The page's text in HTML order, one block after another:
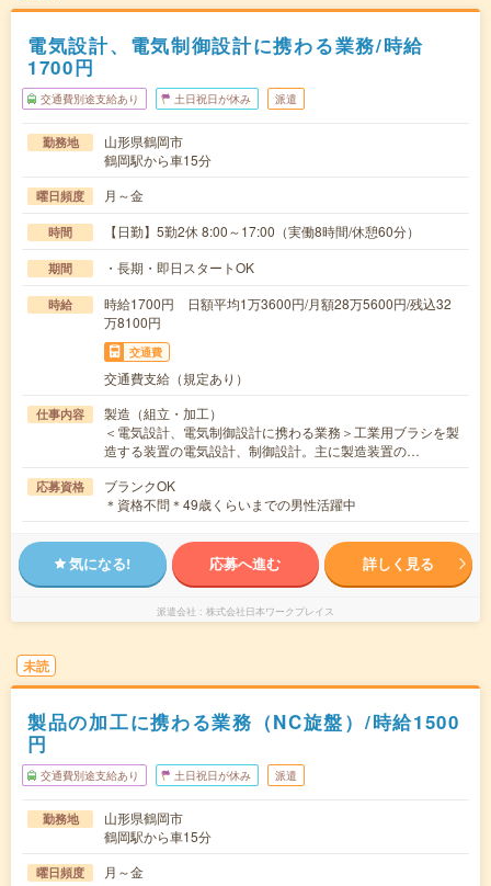
電気設計、電気制御設計に携わる業務/時給
1700円
交通費別途支給あり 土日祝日が休み 派遣
勤務地
山形県鶴岡市
鶴岡駅から車15分
曜日頻度 月～金
時間 【日勤】5勤2休 8:00～17:00（実働8時間/休憩60分）
期間 ・長期・即日スタートOK
時給
時給1700円 日額平均1万3600円/月額28万5600円/残込32
万8100円
交通費
交通費支給（規定あり）
仕事内容
製造（組立・加工）
＜電気設計、電気制御設計に携わる業務＞工業用ブラシを製
造する装置の電気設計、制御設計。主に製造装置の…
応募資格
ブランクOK
＊資格不問＊49歳くらいまでの男性活躍中
気になる! 応募へ進む 詳しく見る
派遣会社 株式会社日本ワークプレイス
未読
製品の加工に携わる業務（NC旋盤）/時給1500
円
交通費別途支給あり 土日祝日が休み 派遣
勤務地
山形県鶴岡市
鶴岡駅から車15分
曜日頻度 月～金